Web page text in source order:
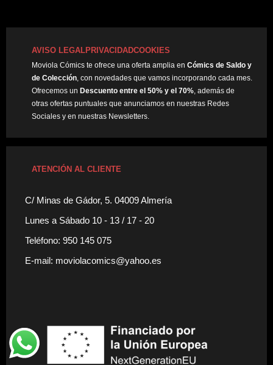
AVISO LEGALPRIVACIDADCOOKIES
Moviola Cómics te ofrece una oferta amplia en Cómics de Saldo y
de Colección , con novedades que vamos incorporando cada mes.
Ofrecemos un Descuento entre el 50% y el 70% , además de
otras ofertas puntuales que anunciamos en nuestras Redes
Sociales y en nuestras Newsletters.
ATENCIÓN AL CLIENTE
C/ Minas de Gádor, 5. 04009 Almería
Lunes a Sábado 10 - 13 / 17 - 20
Teléfono: 950 145 075
E-mail: moviolacomics@yahoo.es